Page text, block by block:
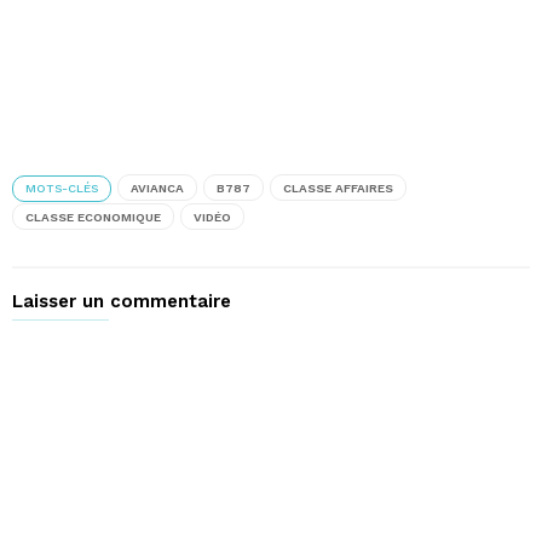
MOTS-CLÉS AVIANCA B787 CLASSE AFFAIRES
CLASSE ECONOMIQUE VIDÉO
Laisser un commentaire